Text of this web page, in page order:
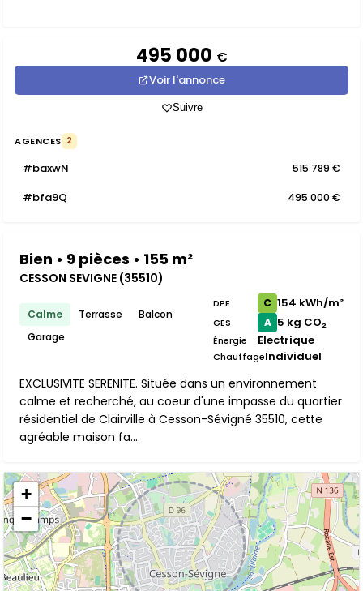
495 000 €
Voir l'annonce
Suivre
AGENCES 2
#baxwN 515 789 €
#bfa9Q 495 000 €
Bien • 9 pièces • 155 m²
CESSON SEVIGNE (35510)
Calme Terrasse
Balcon
Garage
DPE C 154 kWh/m²
GES A 5 kg CO₂
Énergie Electrique
ChauffageIndividuel
EXCLUSIVITE SERENITE. Située dans un environnement
calme et recherché, au coeur d'une impasse du quartier
résidentiel de Clairville à Cesson-Sévigné 35510, cette
agréable maison fa...
+
−